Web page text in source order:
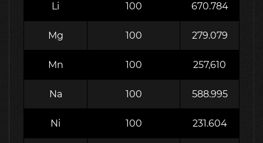
Li 100 670.784
Mg 100 279.079
Mn 100 257,610
Na 100 588.995
Ni 100 231.604